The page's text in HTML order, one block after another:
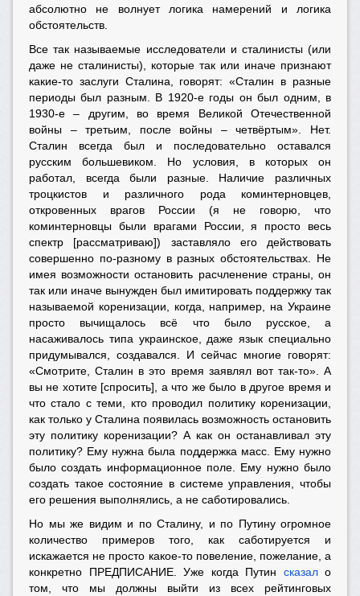
абсолютно не волнует логика намерений и логика
обстоятельств.
Все так называемые исследователи и сталинисты (или
даже не сталинисты), которые так или иначе признают
какие-то заслуги Сталина, говорят: «Сталин в разные
периоды был разным. В 1920-е годы он был одним, в
1930-е – другим, во время Великой Отечественной
войны – третьим, после войны – четвёртым». Нет.
Сталин всегда был и последовательно оставался
русским большевиком. Но условия, в которых он
работал, всегда были разные. Наличие различных
троцкистов и различного рода коминтерновцев,
откровенных врагов России (я не говорю, что
коминтерновцы были врагами России, я просто весь
спектр [рассматриваю]) заставляло его действовать
совершенно по-разному в разных обстоятельствах. Не
имея возможности остановить расчленение страны, он
так или иначе вынужден был имитировать поддержку так
называемой коренизации, когда, например, на Украине
просто вычищалось всё что было русское, а
насаживалось типа украинское, даже язык специально
придумывался, создавался. И сейчас многие говорят:
«Смотрите, Сталин в это время заявлял вот так-то». А
вы не хотите [спросить], а что же было в другое время и
что стало с теми, кто проводил политику коренизации,
как только у Сталина появилась возможность остановить
эту политику коренизации? А как он останавливал эту
политику? Ему нужна была поддержка масс. Ему нужно
было создать информационное поле. Ему нужно было
создать такое состояние в системе управления, чтобы
его решения выполнялись, а не саботировались.
Но мы же видим и по Сталину, и по Путину огромное
количество примеров того, как саботируется и
искажается не просто какое-то повеление, пожелание, а
конкретно ПРЕДПИСАНИЕ. Уже когда Путин сказало
том, что мы должны выйти из всех рейтинговых